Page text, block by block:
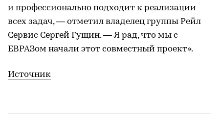
и профессионально подходит к реализации
всех задач, — отметил владелец группы Рейл
Сервис Сергей Гущин. — Я рад, что мы с
ЕВРАЗом начали этот совместный проект».
Источник